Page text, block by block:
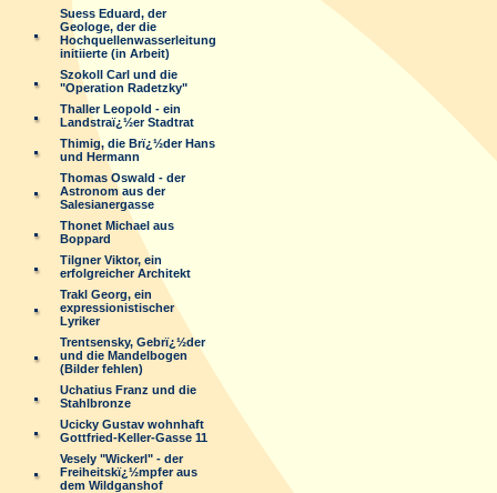
Suess Eduard, der
Geologe, der die
Hochquellenwasserleitung
initiierte (in Arbeit)
Szokoll Carl und die
"Operation Radetzky"
Thaller Leopold - ein
Landstraï¿½er Stadtrat
Thimig, die Brï¿½der Hans
und Hermann
Thomas Oswald - der
Astronom aus der
Salesianergasse
Thonet Michael aus
Boppard
Tilgner Viktor, ein
erfolgreicher Architekt
Trakl Georg, ein
expressionistischer
Lyriker
Trentsensky, Gebrï¿½der
und die Mandelbogen
(Bilder fehlen)
Uchatius Franz und die
Stahlbronze
Ucicky Gustav wohnhaft
Gottfried-Keller-Gasse 11
Vesely "Wickerl" - der
Freiheitskï¿½mpfer aus
dem Wildganshof